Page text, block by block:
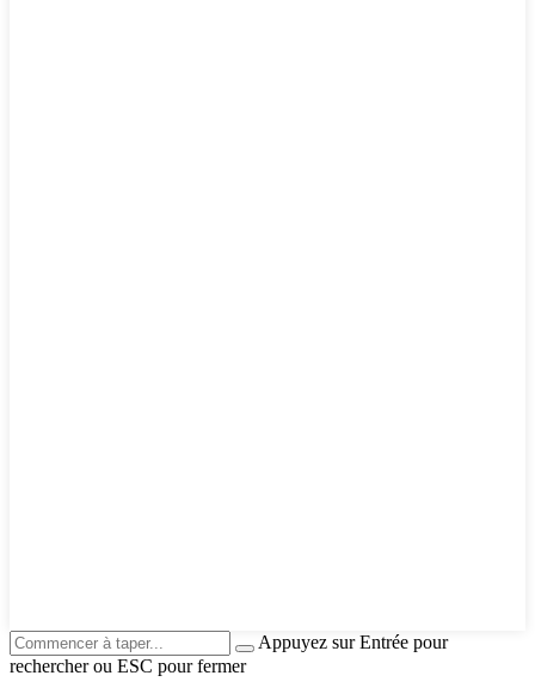
Appuyez sur Entrée pour
rechercher ou ESC pour fermer